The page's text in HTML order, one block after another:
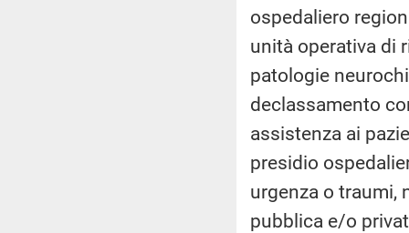
ospedaliero
unità operativa di
patologie
declassamento
assistenza ai
presidio
urgenza o traumi,
pubblica e/o